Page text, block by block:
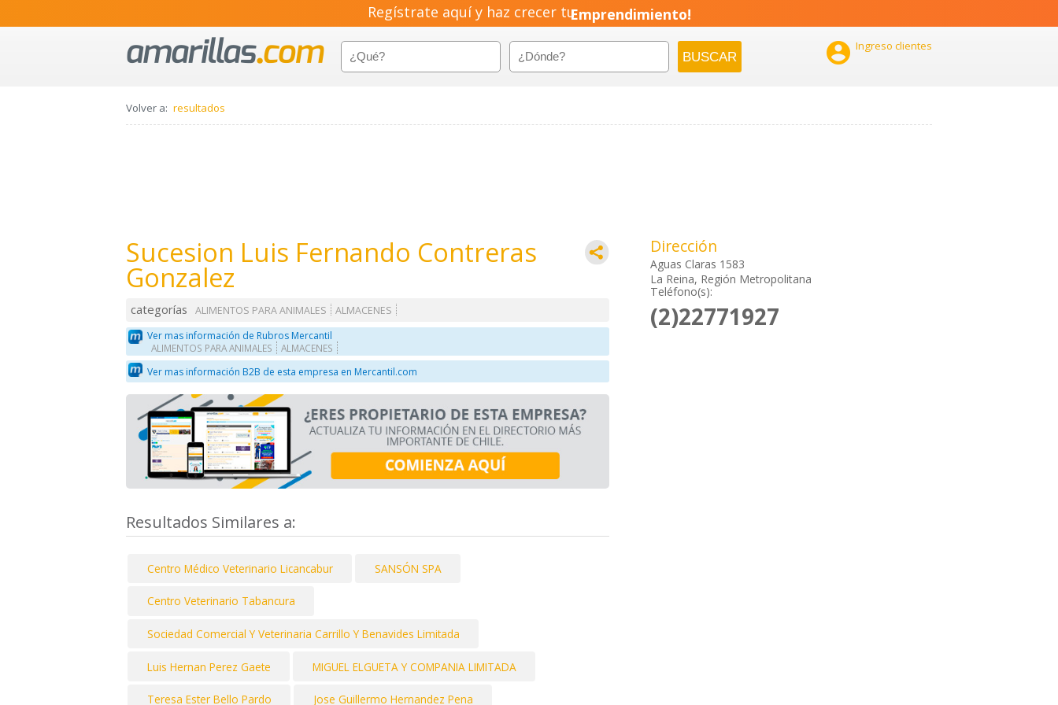
Regístrate aquí y haz crecer tuEmprendimiento!
 Ingreso clientes
Volver a: resultados
Sucesion Luis Fernando Contreras
Gonzalez
categorías ALIMENTOS PARA ANIMALES
ALMACENES
Ver mas información de Rubros Mercantil
ALIMENTOS PARA ANIMALES ALMACENES
Ver mas información B2B de esta empresa en Mercantil.com
Resultados Similares a:
Centro Médico Veterinario Licancabur SANSÓN SPA
Centro Veterinario Tabancura
Sociedad Comercial Y Veterinaria Carrillo Y Benavides Limitada
Luis Hernan Perez Gaete MIGUEL ELGUETA Y COMPANIA LIMITADA
Teresa Ester Bello Pardo Jose Guillermo Hernandez Pena
Dirección
Aguas Claras 1583
La Reina, Región Metropolitana
Teléfono(s):
(2)22771927